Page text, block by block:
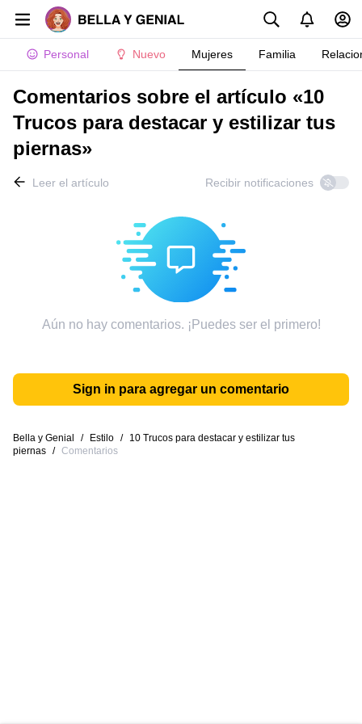
Personal Nuevo Mujeres Familia
Comentarios sobre el artículo «10
Trucos para destacar y estilizar tus
piernas»
Leer el artículo Recibir notificaciones
Aún no hay comentarios. ¡Puedes ser el primero!
Sign in para agregar un comentario
Bella y Genial / Estilo /
10 Trucos para destacar y estilizar tus
piernas / Comentarios